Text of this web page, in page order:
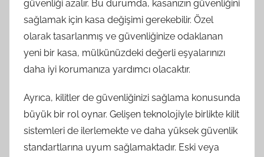
güvenliği azalır. Bu durumda, kasanızın güvenliğini
sağlamak için kasa değişimi gerekebilir. Özel
olarak tasarlanmış ve güvenliğinize odaklanan
yeni bir kasa, mülkünüzdeki değerli eşyalarınızı
daha iyi korumanıza yardımcı olacaktır.
Ayrıca, kilitler de güvenliğinizi sağlama konusunda
büyük bir rol oynar. Gelişen teknolojiyle birlikte kilit
sistemleri de ilerlemekte ve daha yüksek güvenlik
standartlarına uyum sağlamaktadır. Eski veya